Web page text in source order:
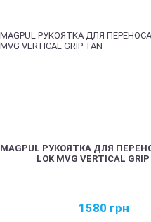
MAGPUL РУКОЯТКА ДЛЯ
LOK MVG VERTICAL
1580 грн